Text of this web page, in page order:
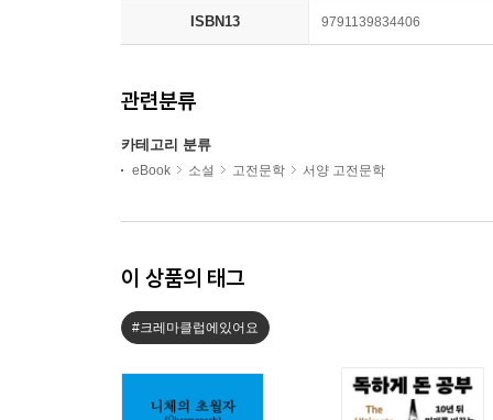
ISBN13 9791139834406
관련분류
카테고리 분류
eBook 소설 고전문학 서양 고전문학
이 상품의 태그
#크레마클럽에있어요